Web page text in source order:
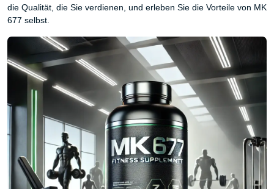
die Qualität, die Sie verdienen, und erleben Sie die Vorteile von MK
677 selbst.